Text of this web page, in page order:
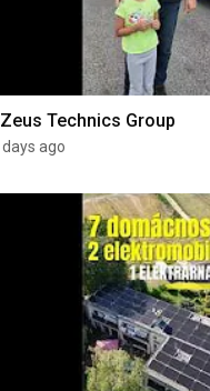
Technics Group
ago